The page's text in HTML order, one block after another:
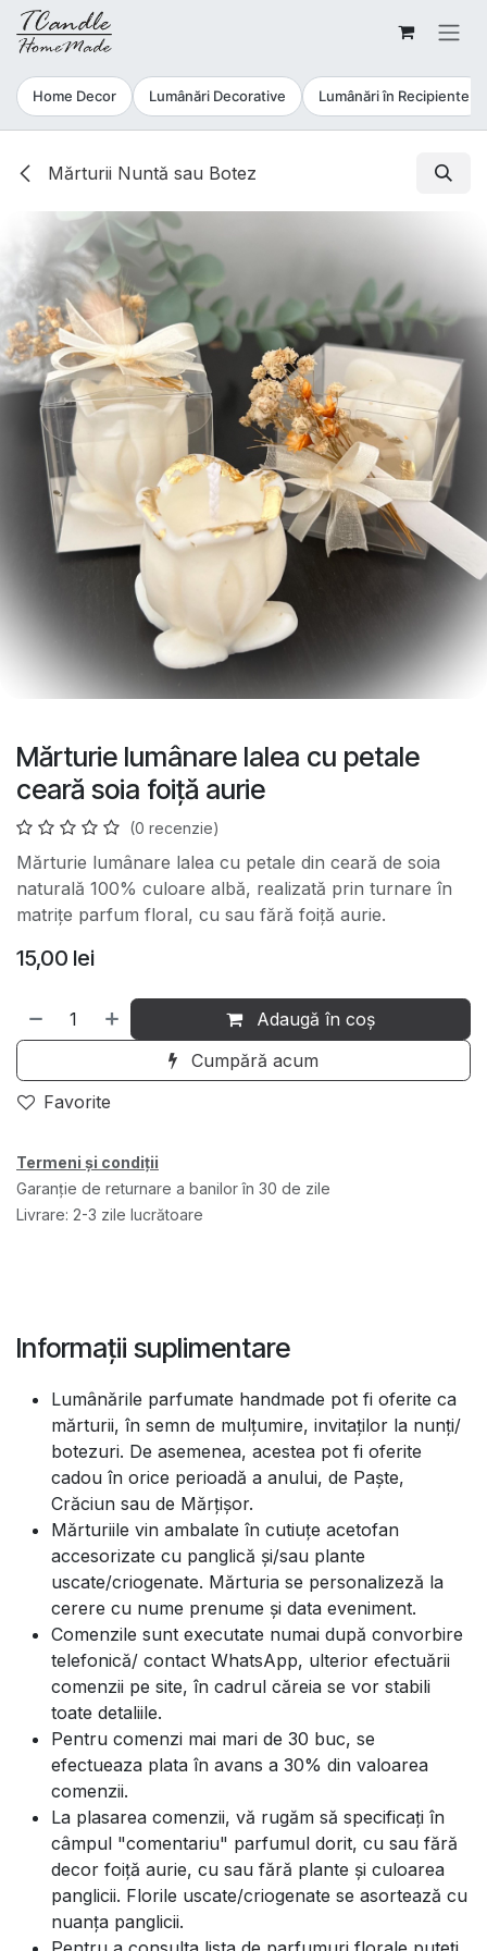
Sari la conținut
Home Decor Lumânări Decorative Lumânări în Recipiente
Mărturii Nuntă sau Botez
Mărturie lumânare lalea cu petale
ceară soia foiță aurie
(0 recenzie)
Mărturie lumânare lalea cu petale din ceară de soia
naturală 100% culoare albă, realizată prin turnare în
matrițe parfum floral, cu sau fără foiță aurie.
15,00 lei
Adaugă în coș
Cumpără acum
Favorite
Termeni și condiții
Garanție de returnare a banilor în 30 de zile
Livrare: 2-3 zile lucrătoare
Informații suplimentare
Lumânările parfumate handmade pot fi oferite ca
mărturii, în semn de mulțumire, invitaților la nunți/
botezuri. De asemenea, acestea pot fi oferite
cadou în orice perioadă a anului, de Paște,
Crăciun sau de Mărțișor.
Mărturiile vin ambalate în cutiuțe acetofan
accesorizate cu panglică și/sau plante
uscate/criogenate. Mărturia se personalizeză la
cerere cu nume prenume și data eveniment.
Comenzile sunt executate numai după convorbire
telefonică/ contact WhatsApp, ulterior efectuării
comenzii pe site, în cadrul căreia se vor stabili
toate detaliile.
Pentru comenzi mai mari de 30 buc, se
efectueaza plata în avans a 30% din valoarea
comenzii.
La plasarea comenzii, vă rugăm să specificați în
câmpul "comentariu" parfumul dorit, cu sau fără
decor foiță aurie, cu sau fără plante și culoarea
panglicii. Florile uscate/criogenate se asortează cu
nuanța panglicii.